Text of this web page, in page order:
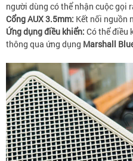
người dùng có thể nhận cuộc gọi
Cổng AUX 3.5mm: Kết nối nguồn
Ứng dụng điều khiển: Có thể điều
thông qua ứng dụng Marshall